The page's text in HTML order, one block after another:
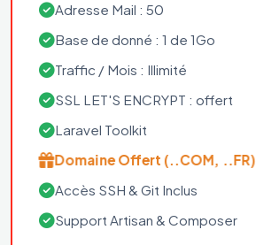
Adresse Mail : 50
Base de donné : 1 de 1Go
Traffic / Mois : Illimité
SSL LET'S ENCRYPT : offert
Laravel Toolkit
Domaine Offert (..COM, ..FR)
Accès SSH & Git Inclus
Support Artisan & Composer